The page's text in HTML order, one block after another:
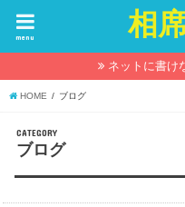
相
menu
ネットに書け
HOME ブログ
CATEGORY
ブログ